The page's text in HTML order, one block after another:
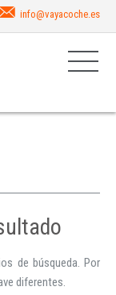
info@vayacoche.es
de búsqueda. Por
diferentes.